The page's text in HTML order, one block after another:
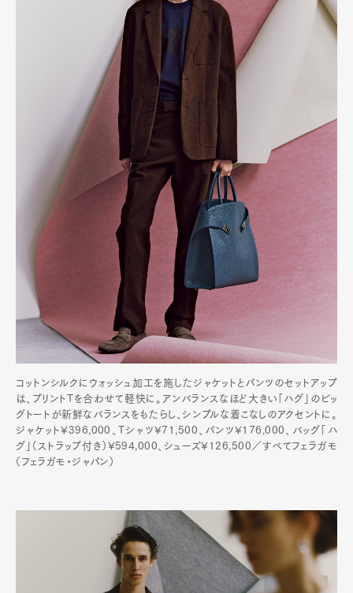
Pen Membership
Magazine
Official Columnist
About
Contact
Pen Meet
Pen international Pen tw
コットンシルクにウォッシュ加工を施したジャケットとパンツのセットアップ
は、プリントTを合わせて軽快に。アンバランスなほど大きい「ハグ」のビッ
グトートが新鮮なバランスをもたらし、シンプルな着こなしのアクセントに。
ジャケット¥396,000、Tシャツ¥71,500、パンツ¥176,000、バッグ「ハ
グ」（ストラップ付き）¥594,000、シューズ¥126,500／すべてフェラガモ
（フェラガモ・ジャパン）